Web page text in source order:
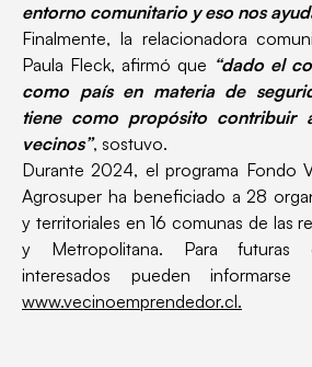
entorno comunitario y eso nos
Finalmente, la relacionadora
Paula Fleck, afirmó que “dado el
como país en materia de
tiene como propósito contribuir
vecinos”, sostuvo.
Durante 2024, el programa Fondo
Agrosuper ha beneficiado a 28
y territoriales en 16 comunas de las
y Metropolitana. Para futuras
interesados pueden
www.vecinoemprendedor.cl.